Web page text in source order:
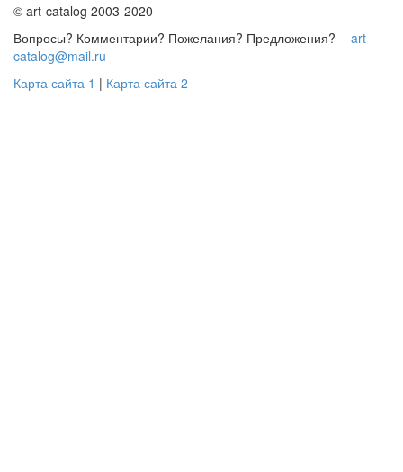
© art-catalog 2003-2020
Вопросы? Комментарии? Пожелания? Предложения? - art-
catalog@mail.ru
Карта сайта 1 | Карта сайта 2